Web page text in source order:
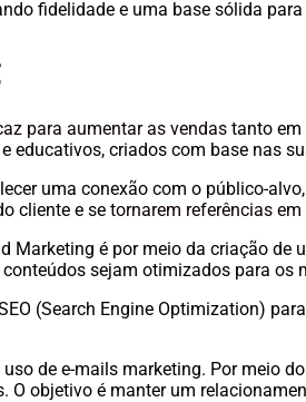
fidelidade e uma base sólida
para aumentar as vendas tanto em
educativos, criados com base nas
uma conexão com o público-
cliente e se tornarem referências
Marketing é por meio da criação
sejam otimizados para
(Search Engine Optimization)
uso de e-mails marketing. Por meio
O objetivo é manter um